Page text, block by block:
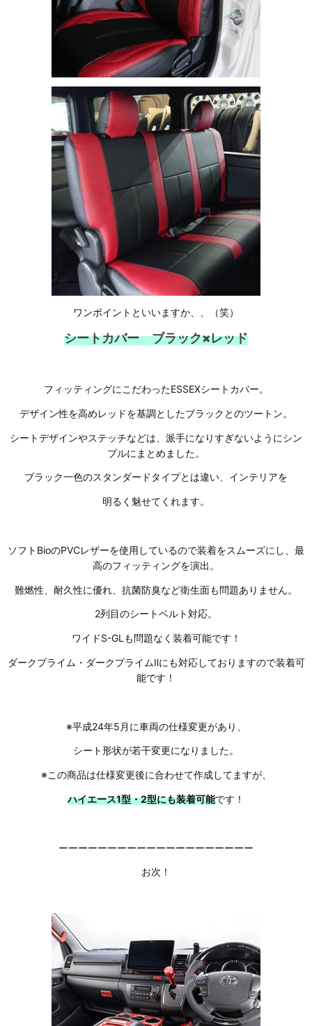
ワンポイントといいますか、、（笑）
シートカバー ブラック×レッド
フィッティングにこだわったESSEXシートカバー。
デザイン性を高めレッドを基調としたブラックとのツートン。
シートデザインやステッチなどは、派手になりすぎないようにシン
プルにまとめました。
ブラック一色のスタンダードタイプとは違い、インテリアを
明るく魅せてくれます。
ソフトBioのPVCレザーを使用しているので装着をスムーズにし、最
高のフィッティングを演出。
難燃性、耐久性に優れ、抗菌防臭など衛生面も問題ありません。
2列目のシートベルト対応。
ワイドS-GLも問題なく装着可能です！
ダークプライム・ダークプライムⅡにも対応しておりますので装着可
能です！
※平成24年5月に車両の仕様変更があり、
シート形状が若干変更になりました。
※この商品は仕様変更後に合わせて作成してますが、
ハイエース1型・2型にも装着可能です！
ーーーーーーーーーーーーーーーーーーーー
お次！